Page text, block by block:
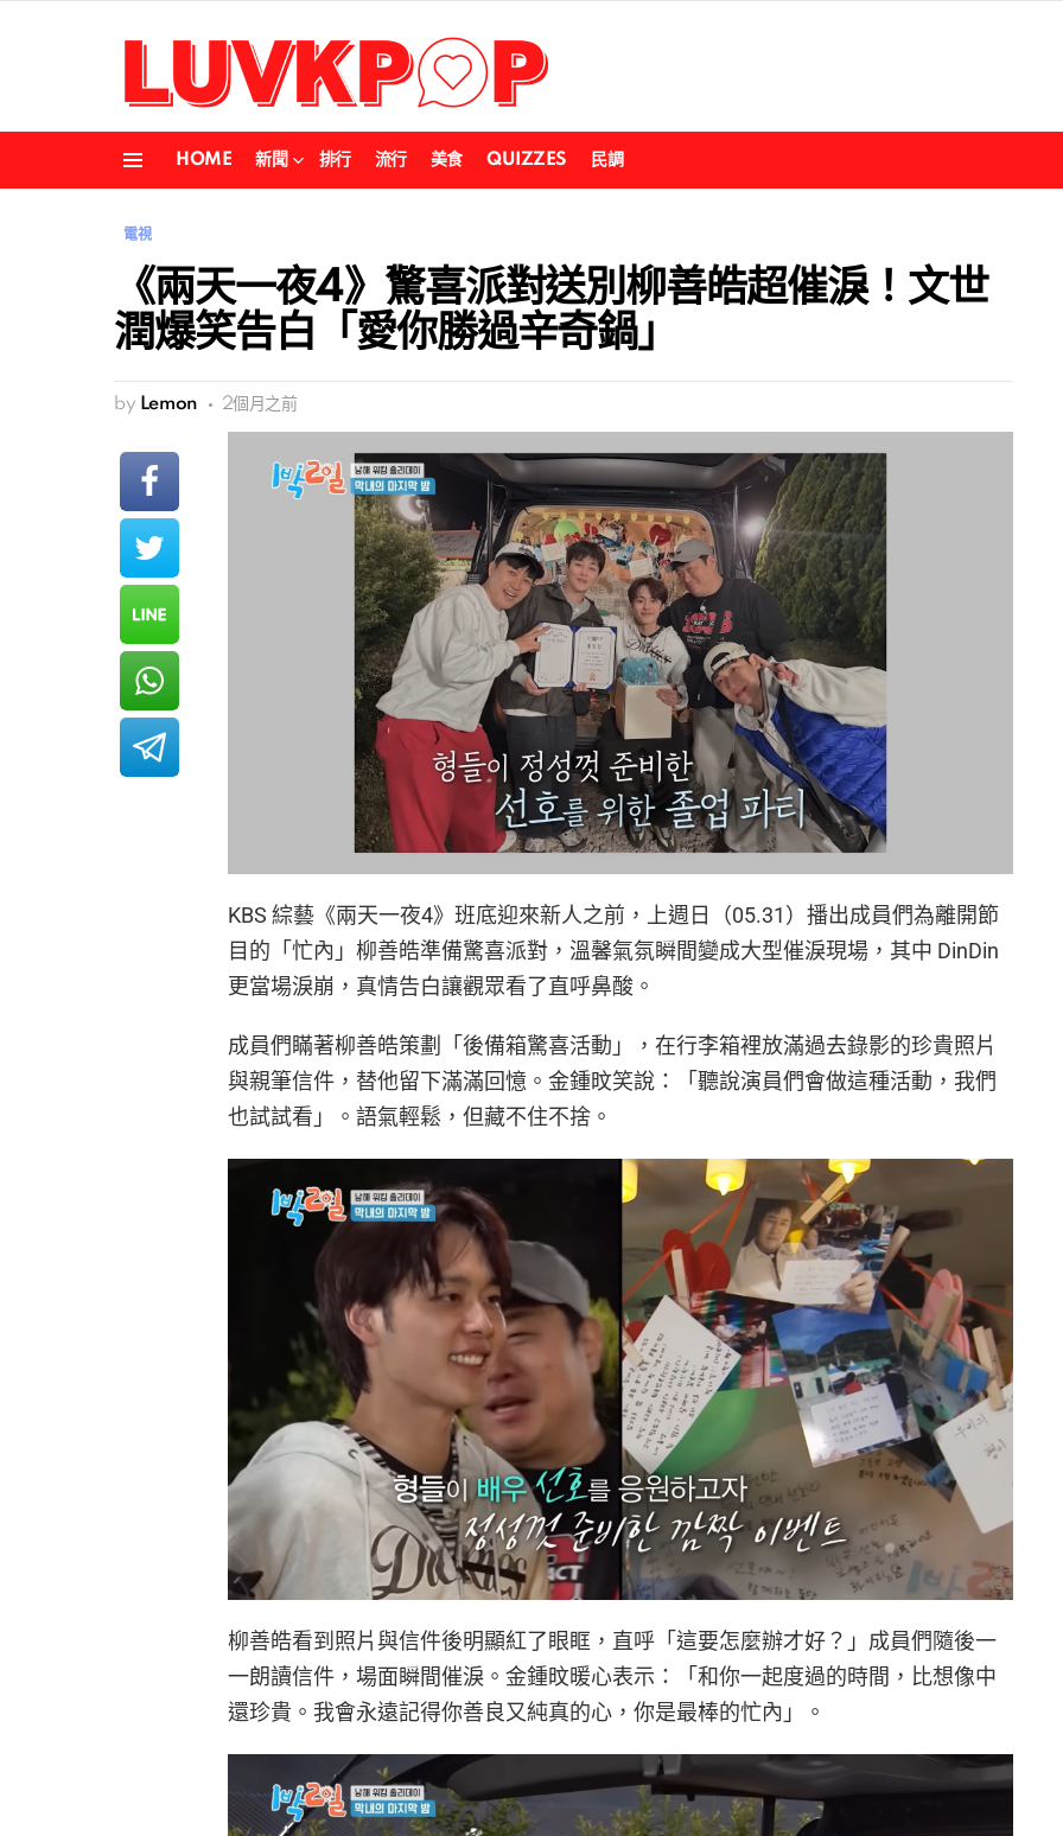
HOME 新聞 排行 流行 美食 QUIZZES 民調
電視
《兩天一夜4》驚喜派對送別柳善皓超催淚！文世
潤爆笑告白「愛你勝過辛奇鍋」
by Lemon 2個月之前
KBS 綜藝《兩天一夜4》班底迎來新人之前，上週日（05.31）播出成員們為離開節
目的「忙內」柳善皓準備驚喜派對，溫馨氣氛瞬間變成大型催淚現場，其中 DinDin
更當場淚崩，真情告白讓觀眾看了直呼鼻酸。
成員們瞞著柳善皓策劃「後備箱驚喜活動」，在行李箱裡放滿過去錄影的珍貴照片
與親筆信件，替他留下滿滿回憶。金鍾旼笑說：「聽說演員們會做這種活動，我們
也試試看」。語氣輕鬆，但藏不住不捨。
柳善皓看到照片與信件後明顯紅了眼眶，直呼「這要怎麼辦才好？」成員們隨後一
一朗讀信件，場面瞬間催淚。金鍾旼暖心表示：「和你一起度過的時間，比想像中
還珍貴。我會永遠記得你善良又純真的心，你是最棒的忙內」。